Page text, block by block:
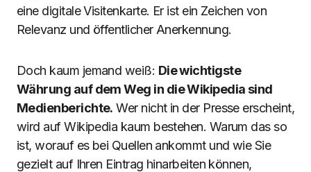
eine digitale Visitenkarte. Er ist ein Zeichen von
Relevanz und öffentlicher Anerkennung.
Doch kaum jemand weiß: Die wichtigste
Währung auf dem Weg in die Wikipedia sind
Medienberichte. Wer nicht in der Presse erscheint,
wird auf Wikipedia kaum bestehen. Warum das so
ist, worauf es bei Quellen ankommt und wie Sie
gezielt auf Ihren Eintrag hinarbeiten können,